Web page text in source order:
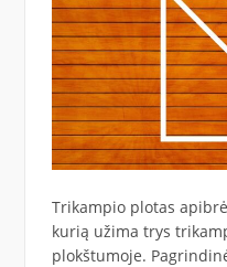
Trikampio plotas
kurią užima trys
plokštumoje.